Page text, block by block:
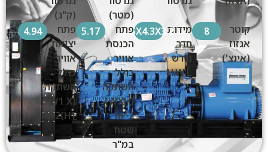
(מטר)
(ק"ג)
קוטר
אגזוז
(אינצ')
8
מידות
חדר
נדרש
H.W.L
9.5X4.3X3.2
פתח
הכנסת
אוויר
כולל
השתקה
(WXH)
m^2
שטח
במ"ר
5.17 פתח
יציאת
אוויר
כולל
השתקה
(W1 X
H1)m^2
4.94